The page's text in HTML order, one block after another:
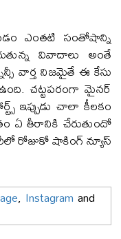
ఎంతటి సంతోషాన్ని
వివాదాలు అంతే
వార్త నిజమైతే ఈ కేసు
చట్టపరంగా మైనర్
ఇప్పుడు చాలా కీలకం
ఏ తీరానికి చేరుతుందో
రోజుకో షాకింగ్ న్యూస్
, Instagram and